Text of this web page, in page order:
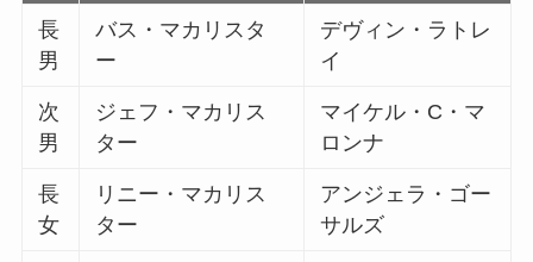
長
男
バス・マカリスタ
ー
デヴィン・ラトレ
イ
次
男
ジェフ・マカリス
ター
マイケル・C・マ
ロンナ
長
女
リニー・マカリス
ター
アンジェラ・ゴー
サルズ